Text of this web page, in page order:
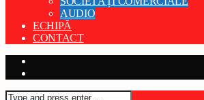
AUDIO
ECHIPĂ
CONTACT